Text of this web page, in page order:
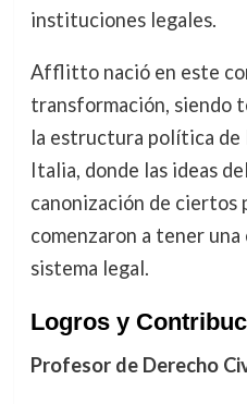
instituciones legales.
Afflitto nació en este
transformación, siendo
la estructura política de
Italia, donde las ideas
canonización de ciertos
comenzaron a tener
sistema legal.
Logros y
Profesor de Derecho